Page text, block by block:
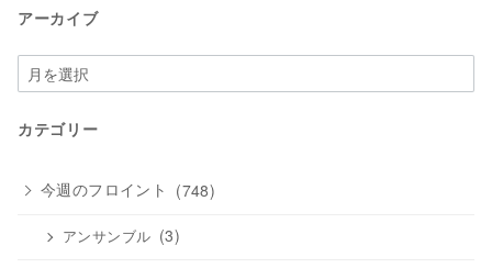
アーカイブ
ア
ー
イ
カテゴリー
今週のフロイント (748)
アンサンブル (3)